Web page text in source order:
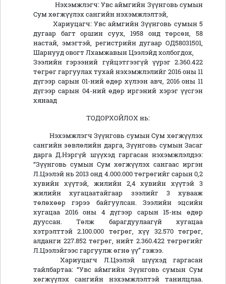
Нэхэмжлэгч: Увс аймгийн Зүүнговь сумын
Сум хөгжүүлэх сангийн нэхэмжлэлтэй,
Хариуцагч: Увс аймгийн Зүүнговь сумын 5
дугаар багт оршин суух, 1958 онд төрсөн, 58
настай, эмэгтэй, регистрийн дугаар ОД58031501,
Шарнууд овогт Лхамжавын Цээлэйд холбогдох,
Зээлийн гэрээний гүйцэтгээгүй үүрэг 2.360.422
төгрөг гаргуулах тухай нэхэмжлэлийг 2016 оны 11
дүгээр сарын 01-ний өдөр хүлээн авч, 2016 оны 11
дүгээр сарын 04-ний өдөр иргэний хэрэг үүсгэн
хянаад
ТОДОРХОЙЛОХ нь:
Нэхэмжлэгч Зүүнговь сумын Сум хөгжүүлэх
сангийн зөвлөлийн дарга, Зүүнговь сумын Засаг
дарга Д.Нэргүй шүүхэд гаргасан нэхэмжлэлдээ:
“Зүүнговь сумын Сум хөгжүүлэх сангаас иргэн
Л.Цээлэй нь 2013 онд 4.000.000 төгрөгийг сарын 0,2
хувийн хүүтэй, жилийн 2,4 хувийн хүүтэй 3
жилийн хугацаатайгаар зээлийг 3 хувааж
төлөхөөр гэрээ байгуулсан. Зээлийн эцсийн
хугацаа 2016 оны 4 дүгээр сарын 15-ны өдөр
дууссан. Төлж барагдуулаагүй хугацаа
хэтрэлттэй 2.100.000 төгрөг, хүү 32.570 төгрөг,
алданги 227.852 төгрөг, нийт 2.360.422 төгрөгийг
Л.Цээлэйгээс гаргуулж өгнө үү” гэжээ.
Хариуцагч Л.Цээлэй шүүхэд гаргасан
тайлбартаа: “Увс аймгийн Зүүнговь сумын Сум
хөгжүүлэх сангийн нэхэмжлэлтэй танилцлаа.